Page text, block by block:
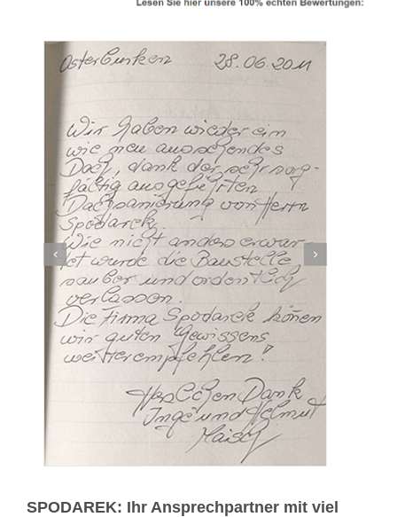
SPODAREK: Ihr Ansprechpartner mit viel